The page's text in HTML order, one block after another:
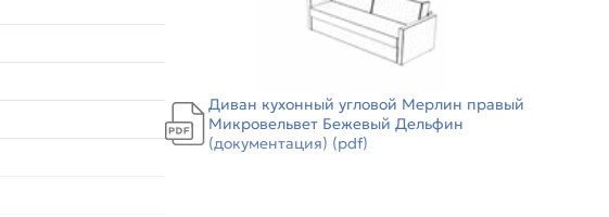
Диван кухонный угловой Мерлин правый
Микровельвет Бежевый Дельфин
(документация) (pdf)